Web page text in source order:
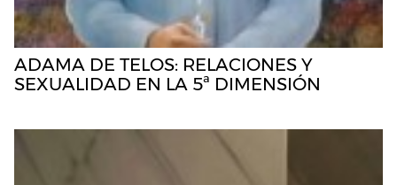
ADAMA DE TELOS: RELACIONES Y
SEXUALIDAD EN LA 5ª DIMENSIÓN